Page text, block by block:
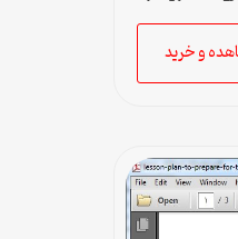
و خرید